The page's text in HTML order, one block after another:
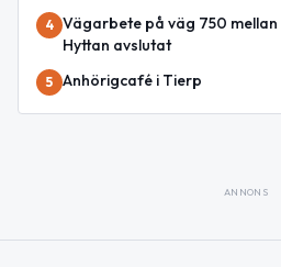
4 Vägarbete på väg 750 mellan
Hyttan avslutat
5 Anhörigcafé i Tierp
ANNONS